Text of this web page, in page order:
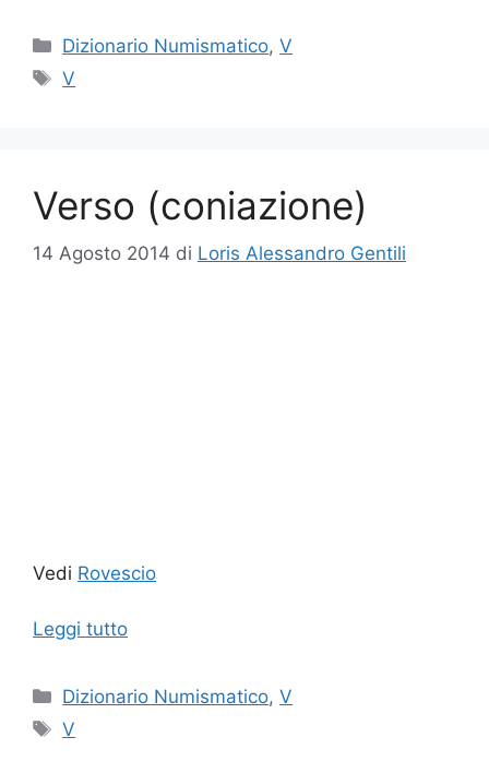
Categorie
Dizionario Numismatico,V
Tag
V
Verso (coniazione)
14 Agosto 2014 di Loris Alessandro Gentili
Vedi Rovescio
Leggi tutto
Categorie
Dizionario Numismatico,V
Tag
V